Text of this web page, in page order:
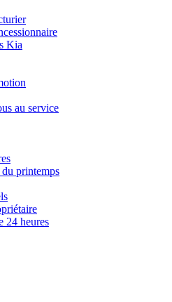
Kia
au service
printemps
24 heures